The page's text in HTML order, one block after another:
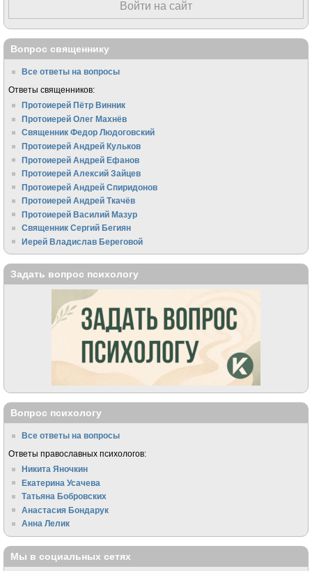
Войти на сайт
Вопрос священнику
Все ответы на вопросы
Ответы священников:
Протоиерей Пётр Винник
Протоиерей Олег Махнёв
Священник Федор Людоговский
Протоиерей Андрей Кульков
Протоиерей Андрей Ефанов
Протоиерей Алексий Зайцев
Протоиерей Андрей Спиридонов
Протоиерей Андрей Ткачёв
Протоиерей Василий Мазур
Священник Сергий Бегиян
Иерей Владислав Береговой
Задать вопрос психологу
Вопрос психологу
Все ответы на вопросы
Ответы православных психологов:
Никита Яночкин
Екатерина Усачева
Татьяна Бобровских
Анастасия Бондарук
Анна Лелик
Мы в социальных сетях